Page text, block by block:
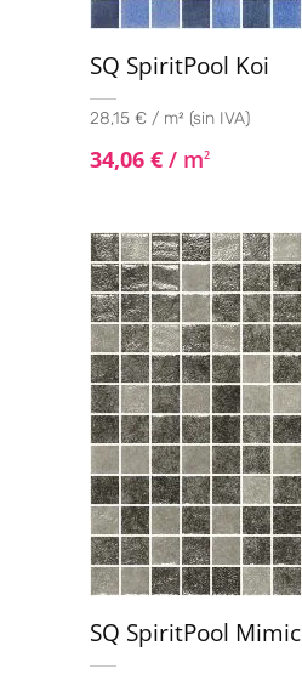
SQ SpiritPool Koi
28,15 € / m² (sin IVA)
34,06 € / m2
SQ SpiritPool Mimic